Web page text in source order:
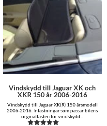
Vindskydd till Jaguar XK och
XKR 150 år 2006-2016
Vindskydd till Jaguar XK(R) 150 årsmodell
2006-2016. Infästningar som passar bilens
orginalfästen för vindskydd...